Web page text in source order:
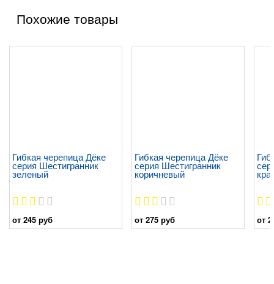
Похожие товары
Гибкая черепица Дёке
серия Шестигранник
зеленый
от 245 руб
Гибкая черепица Дёке
серия Шестигранник
коричневый
от 275 руб от